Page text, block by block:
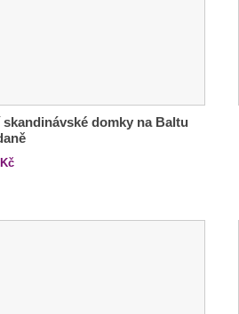
domky na Baltu
Kč